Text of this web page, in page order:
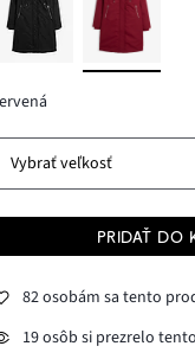
Vybrať veľkosť
PRIDAŤ DO
82 osobám sa tento
19 osôb si prezrelo